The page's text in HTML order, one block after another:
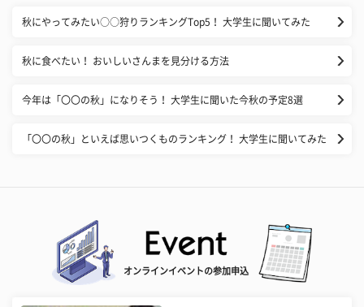
秋にやってみたい○○狩りランキングTop5！ 大学生に聞いてみた
秋に食べたい！ おいしいさんまを見分ける方法
今年は「〇〇の秋」になりそう！ 大学生に聞いた今秋の予定8選
「〇〇の秋」といえば思いつくものランキング！ 大学生に聞いてみた
オンラインイベントの参加申込